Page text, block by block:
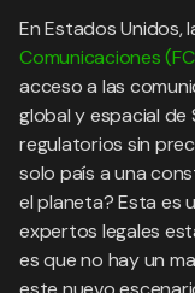
En Estados Unidos,
Comunicaciones
acceso a las
global y espacial
regulatorios sin
solo país a una
el planeta? Esta es
expertos legales
es que no hay un